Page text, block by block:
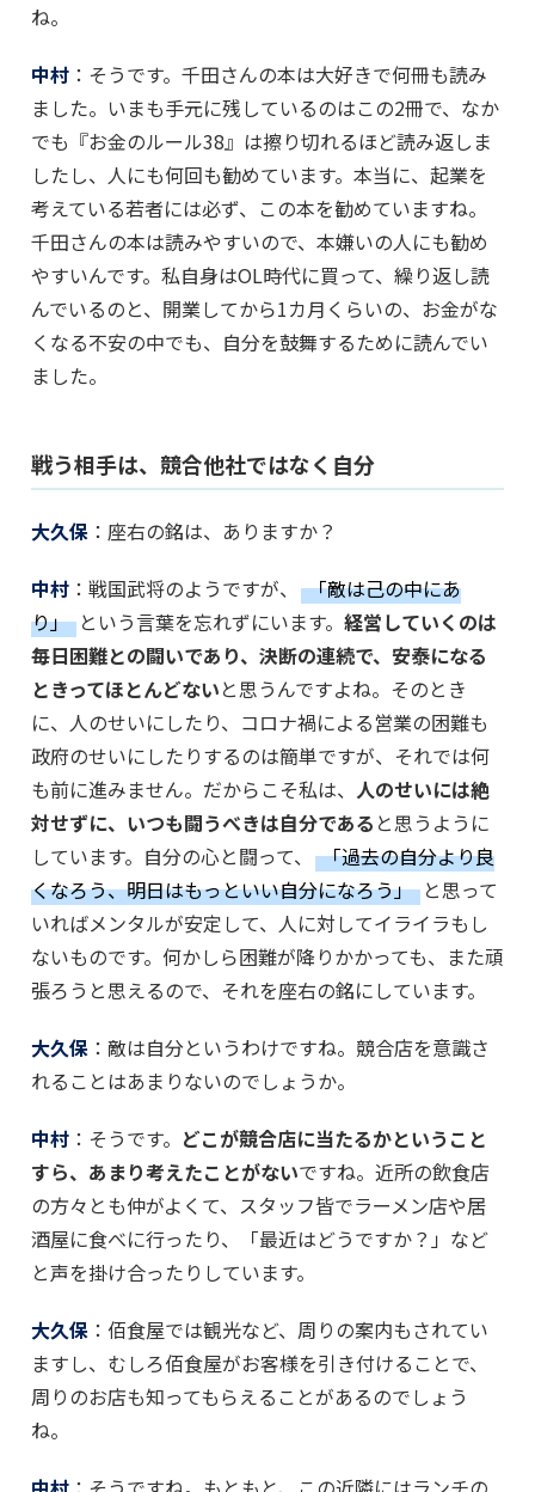
ね。
中村 ：そうです。千田さんの本は大好きで何冊も読み
ました。いまも手元に残しているのはこの2冊で、なか
でも『お金のルール38』は擦り切れるほど読み返しま
したし、人にも何回も勧めています。本当に、起業を
考えている若者には必ず、この本を勧めていますね。
千田さんの本は読みやすいので、本嫌いの人にも勧め
やすいんです。私自身はOL時代に買って、繰り返し読
んでいるのと、開業してから1カ月くらいの、お金がな
くなる不安の中でも、自分を鼓舞するために読んでい
ました。
戦う相手は、競合他社ではなく自分
大久保 ：座右の銘は、ありますか？
中村 ：戦国武将のようですが、
「敵は己の中にあ
り」 という言葉を忘れずにいます。 経営していくのは
毎日困難との闘いであり、決断の連続で、安泰になる
ときってほとんどないと思うんですよね。そのとき
に、人のせいにしたり、コロナ禍による営業の困難も
政府のせいにしたりするのは簡単ですが、それでは何
も前に進みません。だからこそ私は、 人のせいには絶
対せずに、いつも闘うべきは自分である と思うように
しています。自分の心と闘って、
「過去の自分より良
くなろう、明日はもっといい自分になろう」 と思って
いればメンタルが安定して、人に対してイライラもし
ないものです。何かしら困難が降りかかっても、また頑
張ろうと思えるので、それを座右の銘にしています。
大久保 ：敵は自分というわけですね。競合店を意識さ
れることはあまりないのでしょうか。
中村 ：そうです。 どこが競合店に当たるかということ
すら、あまり考えたことがないですね。近所の飲食店
の方々とも仲がよくて、スタッフ皆でラーメン店や居
酒屋に食べに行ったり、「最近はどうですか？」など
と声を掛け合ったりしています。
大久保 ：佰食屋では観光など、周りの案内もされてい
ますし、むしろ佰食屋がお客様を引き付けることで、
周りのお店も知ってもらえることがあるのでしょう
ね。